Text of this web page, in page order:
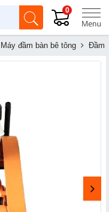
0
Máy đầm bàn bê tông Đầm